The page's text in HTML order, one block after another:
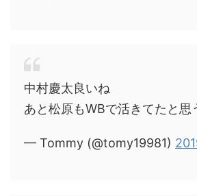
中村慶太良いね
あと松原もWBで活きてたと思
— Tommy (@tomy19981)